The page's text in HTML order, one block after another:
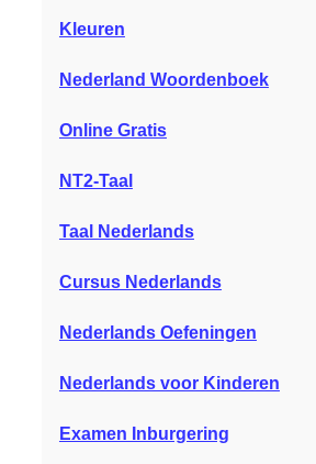
Kleuren
Nederland Woordenboek
Online Gratis
NT2-Taal
Taal Nederlands
Cursus Nederlands
Nederlands Oefeningen
Nederlands voor Kinderen
Examen Inburgering